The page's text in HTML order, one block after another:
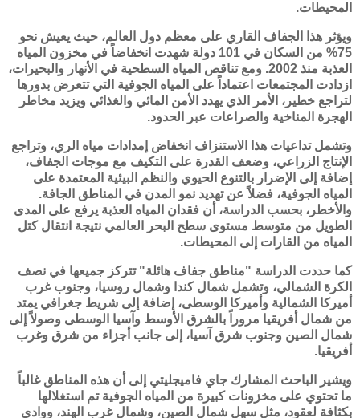
المحيطات.
ويؤثر هذا الجفاف القاري على معظم دول العالم، حيث يعيش نحو
75% من السكان في 101 دولة شهدت انخفاضاً في مخزون المياه
العذبة منذ 2002. ومع تناقص المياه السطحية في الأنهار والبحيرات،
ازدادت المجتمعات اعتماداً على المياه الجوفية التي تتعرض بدورها
لتراجع خطير، الأمر الذي يهدد الأمن المائي والغذائي ويزيد مخاطر
الهجرة المناخية والصراعات عبر الحدود.
وتشمل تداعيات هذا الاستنزاف انخفاض إمدادات مياه الري، وتراجع
الإنتاج الزراعي، وضعف القدرة على التكيف مع موجات الجفاف،
إضافة إلى الإضرار بالتنوع الحيوي والنظم البيئية المعتمدة على
المياه الجوفية، فضلاً عن تهديد نمو المدن في المناطق الجافة.
والأخطر، بحسب الدراسة، أن فقدان المياه العذبة يرفع على المدى
الطويل من متوسط مستوى سطح البحر العالمي نتيجة انتقال كتل
المياه من القارات إلى المحيطات.
كما حددت الدراسة "مناطق جفاف هائلة" تتركز جميعها في نصف
الكرة الشمالي، وتشمل شمال كندا وشمال روسيا، وجنوب غرب
أميركا الشمالية وأميركا الوسطى، إضافة إلى شريط جغرافي يمتد
من شمال أفريقيا مروراً بالشرق الأوسط وآسيا الوسطى وصولاً إلى
شمال الصين وجنوب شرق آسيا، إلى جانب أجزاء من شرق وغرب
أفريقيا.
ويشير الباحث المشارك جاي فاميجليتي إلى أن هذه المناطق غالباً
ما تحتوي على مخزونات كبيرة من المياه الجوفية تم استغلالها
بكثافة لعقود، مثل سهل شمال الصين، وشمال غرب الهند، ووادي